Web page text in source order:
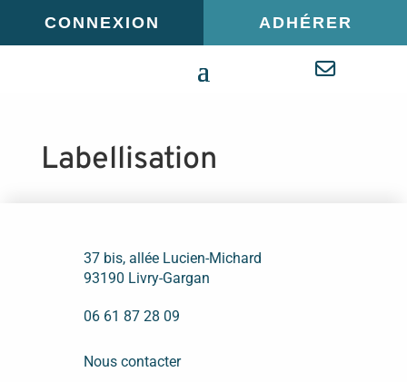
CONNEXION ADHÉRER
Labellisation
37 bis, allée Lucien-Michard
93190 Livry-Gargan
06 61 87 28 09
Nous contacter